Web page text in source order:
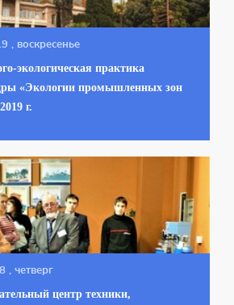
, воскресенье
экологическая практика
«Экологии промышленных зон
г.
, четверг
центр техники,